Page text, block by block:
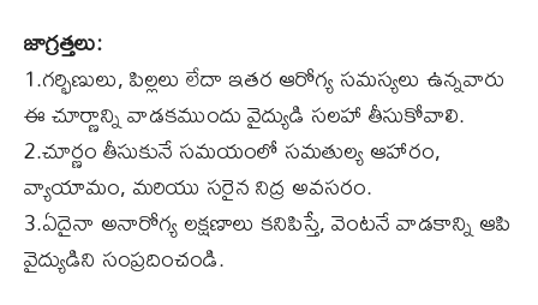
జాగ్రత్తలు:
1.గర్భిణులు, పిల్లలు లేదా ఇతర ఆరోగ్య సమస్యలు ఉన్నవారు
ఈ చూర్ణాన్ని వాడకముందు వైద్యుడి సలహా తీసుకోవాలి.
2.చూర్ణం తీసుకునే సమయంలో సమతుల్య ఆహారం,
వ్యాయామం, మరియు సరైన నిద్ర అవసరం.
3.ఏదైనా అనారోగ్య లక్షణాలు కనిపిస్తే, వెంటనే వాడకాన్ని ఆపి
వైద్యుడిని సంప్రదించండి.